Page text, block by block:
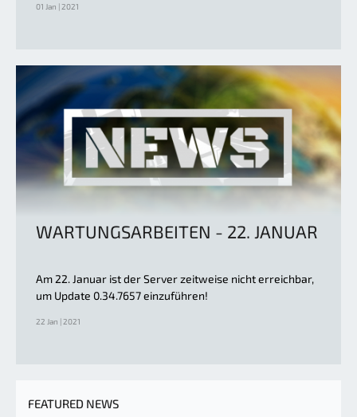
01 Jan | 2021
WARTUNGSARBEITEN - 22. JANUAR
Am 22. Januar ist der Server zeitweise nicht erreichbar,
um Update 0.34.7657 einzuführen!
22 Jan | 2021
FEATURED NEWS